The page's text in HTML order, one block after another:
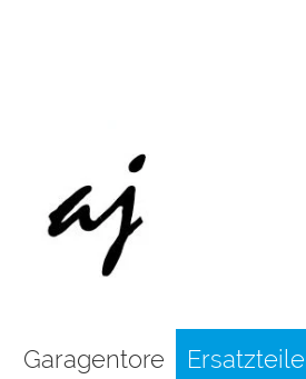
Garagentore Ersatzteile